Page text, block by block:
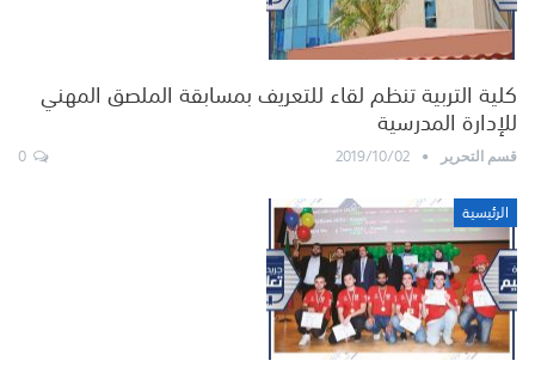
كلية التربية تنظم لقاء للتعريف بمسابقة الملصق المهني
للإدارة المدرسية
قسم التحرير 2019/10/02
الرئيسية